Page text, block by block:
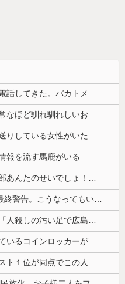
報を流す馬鹿がいる